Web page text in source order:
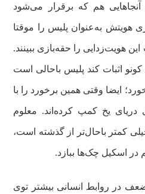
آنجاهایی هم که برقرار می‌شود
هویتش به‌عنوان پلیس را موقتا
هویت‌زدایی را حقه‌بازی ببینند.
اثبات کند پلیس باحالی است
ایضا وقتی همین برخورد را با
دریای یخ کمپ کرده‌اند. معلوم
کمتر باحال‌تر از گذشته است،
در اسکیل چک‌ها ببازد.
در روابط انسانی بیشتر توی